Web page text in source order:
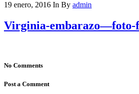
19 enero, 2016 In By admin
Virginia-embarazo—foto-
No Comments
Post a Comment